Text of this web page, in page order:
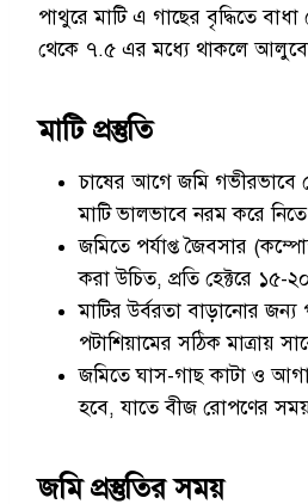
পাথুরে মাটি এ গাছের বৃদ্ধিতে
থেকে ৭.৫ এর মধ্যে থাকলে
মাটি প্রস্তুতি
চাষের আগে জমি গভীরভাবে
মাটি ভালভাবে নরম করে
জমিতে পর্যাপ্ত জৈবসার
করা উচিত, প্রতি হেক্টরে ১৫-
মাটির উর্বরতা বাড়ানোর
পটাশিয়ামের সঠিক মাত্রায়
জমিতে ঘাস-গাছ কাটা ও
হবে, যাতে বীজ রোপণের সময়
জমি প্রস্তুতির সময়